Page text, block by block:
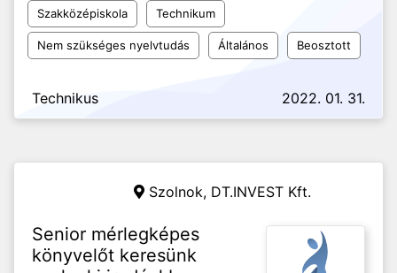
Szakközépiskola Technikum
Nem szükséges nyelvtudás Általános Beosztott
Technikus 2022. 01. 31.
Szolnok, DT.INVEST Kft.
Senior mérlegképes
könyvelőt keresünk